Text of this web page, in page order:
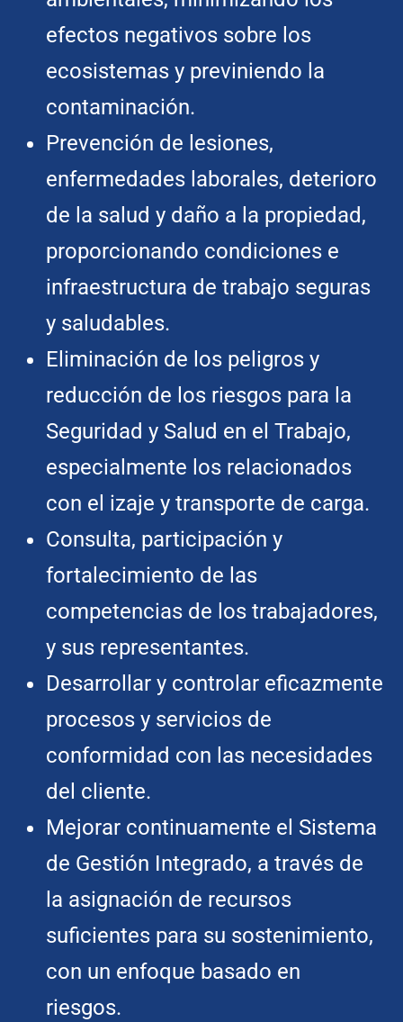
efectos negativos sobre los
ecosistemas y previniendo la
contaminación.
Prevención de lesiones,
enfermedades laborales, deterioro
de la salud y daño a la propiedad,
proporcionando condiciones e
infraestructura de trabajo seguras
y saludables.
Eliminación de los peligros y
reducción de los riesgos para la
Seguridad y Salud en el Trabajo,
especialmente los relacionados
con el izaje y transporte de carga.
Consulta, participación y
fortalecimiento de las
competencias de los trabajadores,
y sus representantes.
Desarrollar y controlar eficazmente
procesos y servicios de
conformidad con las necesidades
del cliente.
Mejorar continuamente el Sistema
de Gestión Integrado, a través de
la asignación de recursos
suficientes para su sostenimiento,
con un enfoque basado en
riesgos.